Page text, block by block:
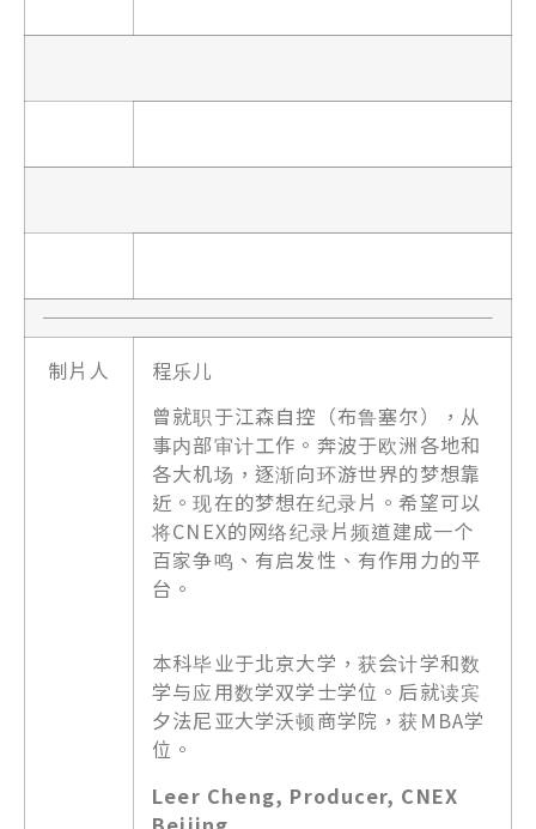
制片人
程乐儿
曾就职于江森自控（布鲁塞尔），从
事内部审计工作。奔波于欧洲各地和
各大机场，逐渐向环游世界的梦想靠
近。现在的梦想在纪录片。希望可以
将CNEX的网络纪录片频道建成一个
百家争鸣、有启发性、有作用力的平
台。
本科毕业于北京大学，获会计学和数
学与应用数学双学士学位。后就读宾
夕法尼亚大学沃顿商学院，获MBA学
位。
Leer Cheng, Producer, CNEX